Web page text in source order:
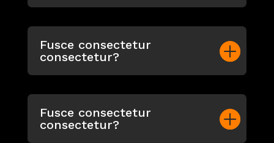
Fusce consectetur
consectetur?
Fusce consectetur
consectetur?